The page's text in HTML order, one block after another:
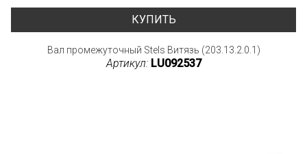
КУПИТЬ
Вал промежуточный Stels Витязь (203.13.2.0.1)
Артикул: LU092537